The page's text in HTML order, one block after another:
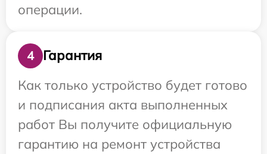
операции.
4
Гарантия
Как только устройство будет готово
и подписания акта выполненных
работ Вы получите официальную
гарантию на ремонт устройства